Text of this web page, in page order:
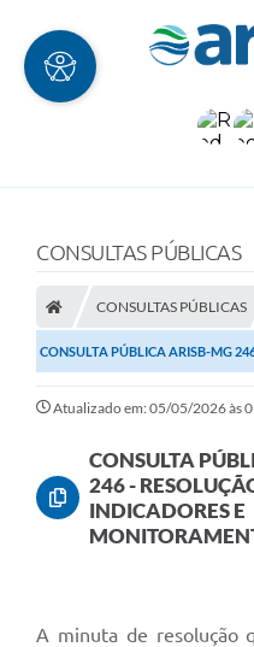
CONSULTAS PÚBLICAS
CONSULTAS PÚBLICAS
CONSULTA PÚBLICA ARISB-MG
Atualizado em: 05/05/2026 às
CONSULTA
246 -
INDICADORES E
A minuta de resolução